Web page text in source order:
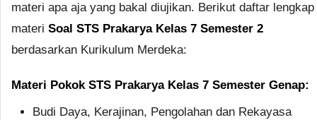
materi apa aja yang bakal diujikan. Berikut daftar lengkap
materi Soal STS Prakarya Kelas 7 Semester 2
berdasarkan Kurikulum Merdeka:
Materi Pokok STS Prakarya Kelas 7 Semester Genap:
Budi Daya, Kerajinan, Pengolahan dan Rekayasa